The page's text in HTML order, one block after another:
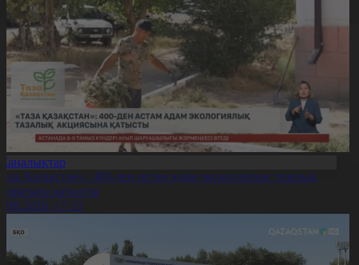
Қазақстан»: 400-ден астам адам экологиялық тазалық
қатысты
17:15